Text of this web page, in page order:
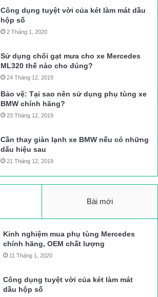
Công dụng tuyệt vời của két làm mát dầu
hộp số
2 Tháng 1, 2020
Sử dụng chổi gạt mưa cho xe Mercedes
ML320 thế nào cho đúng?
24 Tháng 12, 2019
Bảo vệ: Tại sao nên sử dụng phụ tùng xe
BMW chính hãng?
23 Tháng 12, 2019
Cần thay giàn lạnh xe BMW nếu có những
dấu hiệu sau
21 Tháng 12, 2019
Bài mới
Kinh nghiệm mua phụ tùng Mercedes
chính hãng, OEM chất lượng
11 Tháng 1, 2020
Công dụng tuyệt vời của két làm mát
dầu hộp số